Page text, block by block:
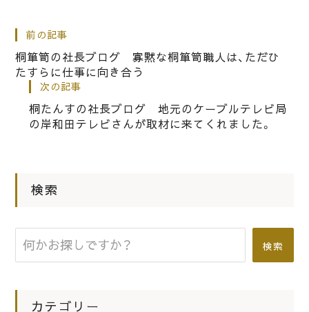
こだわりの桐箪笥の社長ブログ 進み
亡くなられたお母さまの桐箪笥の洗い
替え修理が出来上がりました。
前の記事
桐箪笥の社長ブログ 寡黙な桐箪笥職人は、ただひ
たすらに仕事に向き合う
次の記事
桐たんすの社長ブログ 地元のケーブルテレビ局
の岸和田テレビさんが取材に来てくれました。
検索
検索
カテゴリー